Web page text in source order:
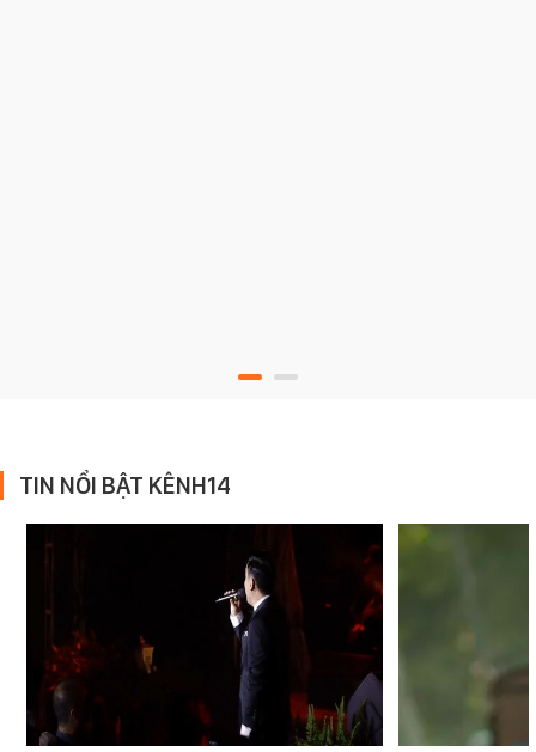
TIN NỔI BẬT KÊNH14